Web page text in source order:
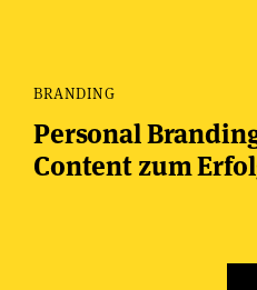
BRANDING
Personal
Content zum